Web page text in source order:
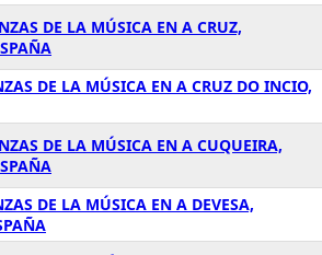
DE LA MÚSICA EN A CRUZ,
DE LA MÚSICA EN A CRUZ DO INCIO,
DE LA MÚSICA EN A CUQUEIRA,
DE LA MÚSICA EN A DEVESA,